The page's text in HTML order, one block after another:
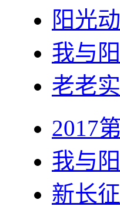
阳光
我与
老老
2017
我与
新长